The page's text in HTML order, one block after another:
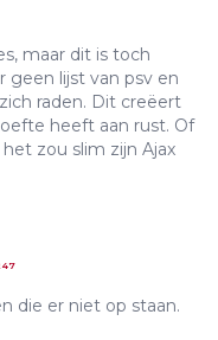
maar dit is toch
geen lijst van psv en
raden. Dit creëert
heeft aan rust. Of
zou slim zijn Ajax
die er niet op staan.